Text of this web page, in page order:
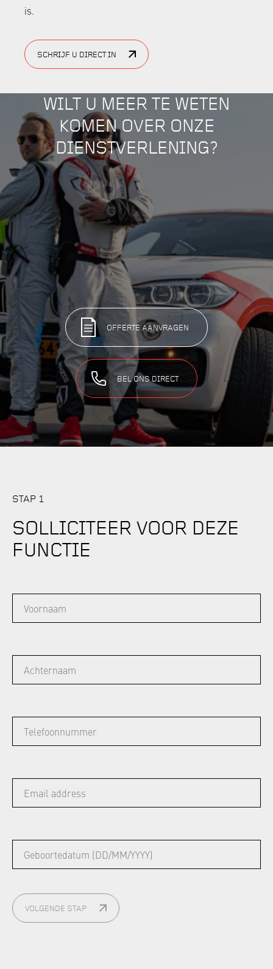
is.
SCHRIJF U DIRECT IN
WILT U MEER TE WETEN
KOMEN OVER ONZE
DIENSTVERLENING?
OFFERTE AANVRAGEN
BEL ONS DIRECT
STAP 1
SOLLICITEER VOOR DEZE
FUNCTIE
VOORNAAM
ACHTERNAAM
TELEFOONNUMMER
EMAIL ADDRESS
GEBOORTEDATUM
VOLGENDE STAP